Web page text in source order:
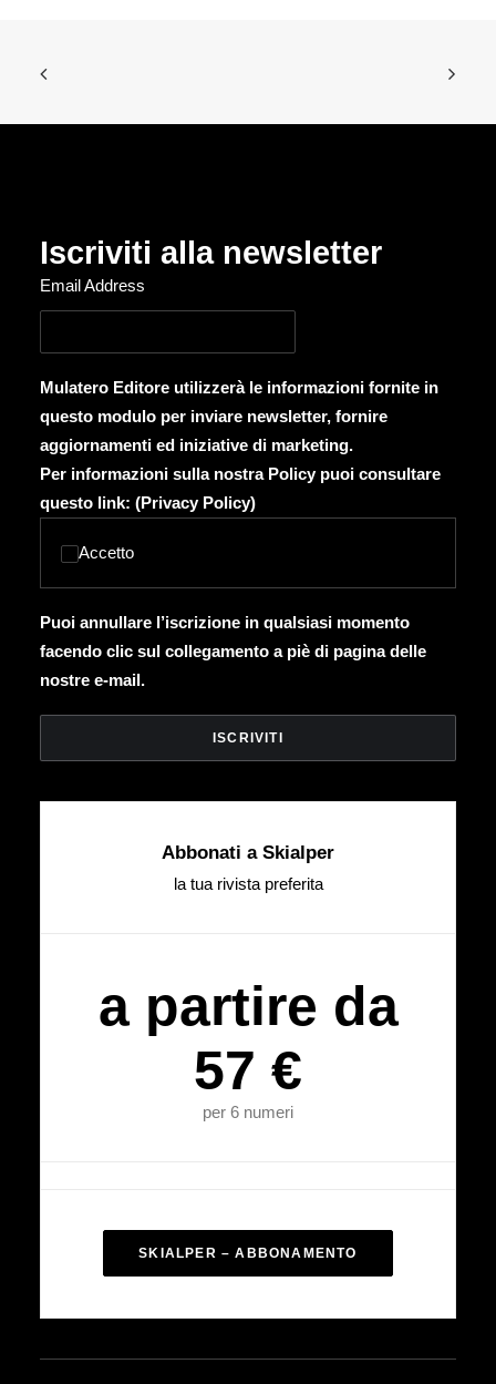
Iscriviti alla newsletter
Email Address
Mulatero Editore utilizzerà le informazioni fornite in
questo modulo per inviare newsletter, fornire
aggiornamenti ed iniziative di marketing.
Per informazioni sulla nostra Policy puoi consultare
questo link: (Privacy Policy)
Accetto
Puoi annullare l’iscrizione in qualsiasi momento
facendo clic sul collegamento a piè di pagina delle
nostre e-mail.
Abbonati a Skialper
la tua rivista preferita
a partire da
57 €
per 6 numeri
SKIALPER – ABBONAMENTO